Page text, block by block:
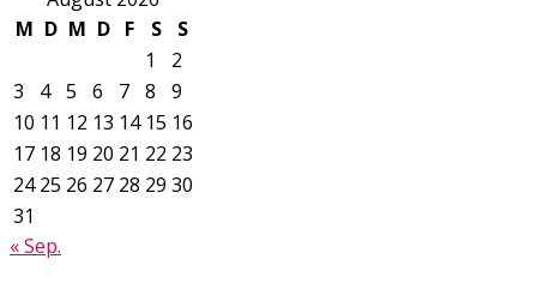
M D M D F S
S
1
2
3
4 5 6 7 8
9
10 11 12 13 14 15 16
17 18 19 20 21 22 23
24 25 26 27 28 29 30
31
« Sep.